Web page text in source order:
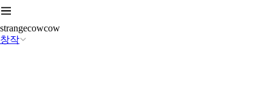
strangecowcow
창작